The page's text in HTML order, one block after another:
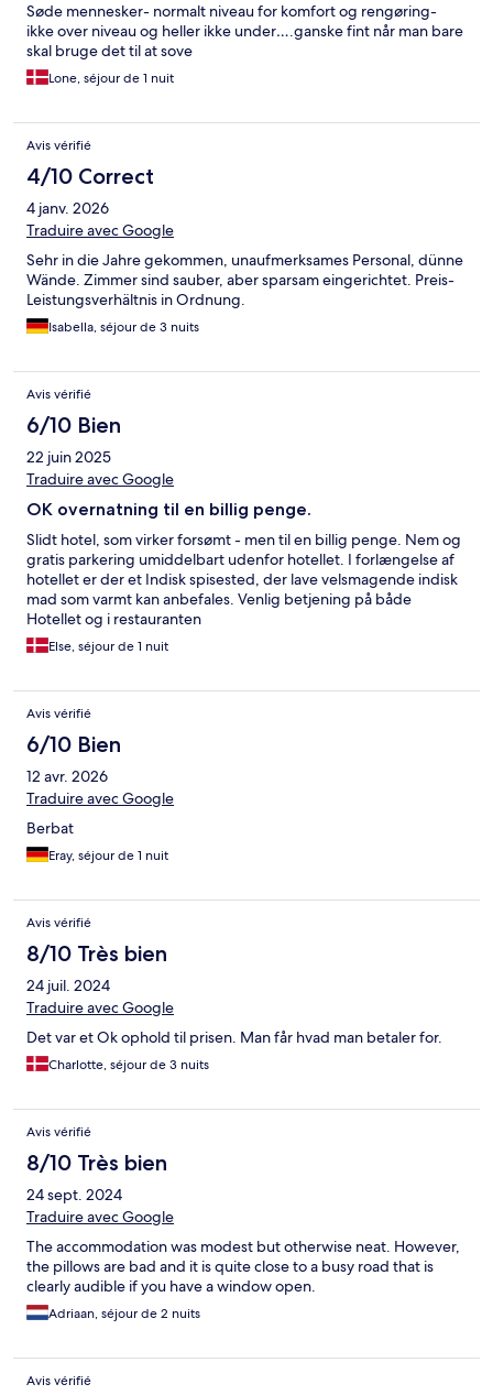
Søde mennesker- normalt niveau for komfort og rengøring-
ikke over niveau og heller ikke under….ganske fint når man bare
skal bruge det til at sove
Lone, séjour de 1 nuit
Avis vérifié
4/10 Correct
4 janv. 2026
Traduire avec Google
Sehr in die Jahre gekommen, unaufmerksames Personal, dünne
Wände. Zimmer sind sauber, aber sparsam eingerichtet. Preis-
Leistungsverhältnis in Ordnung.
Isabella, séjour de 3 nuits
Avis vérifié
6/10 Bien
22 juin 2025
Traduire avec Google
OK overnatning til en billig penge.
Slidt hotel, som virker forsømt - men til en billig penge. Nem og
gratis parkering umiddelbart udenfor hotellet. I forlængelse af
hotellet er der et Indisk spisested, der lave velsmagende indisk
mad som varmt kan anbefales. Venlig betjening på både
Hotellet og i restauranten
Else, séjour de 1 nuit
Avis vérifié
6/10 Bien
12 avr. 2026
Traduire avec Google
Berbat
Eray, séjour de 1 nuit
Avis vérifié
8/10 Très bien
24 juil. 2024
Traduire avec Google
Det var et Ok ophold til prisen. Man får hvad man betaler for.
Charlotte, séjour de 3 nuits
Avis vérifié
8/10 Très bien
24 sept. 2024
Traduire avec Google
The accommodation was modest but otherwise neat. However,
the pillows are bad and it is quite close to a busy road that is
clearly audible if you have a window open.
Adriaan, séjour de 2 nuits
Avis vérifié